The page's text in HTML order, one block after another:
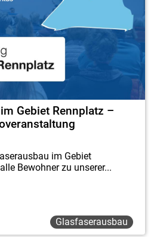
Gebiet Rennplatz –
im Gebiet
Bewohner zu unserer...
Glasfaserausbau